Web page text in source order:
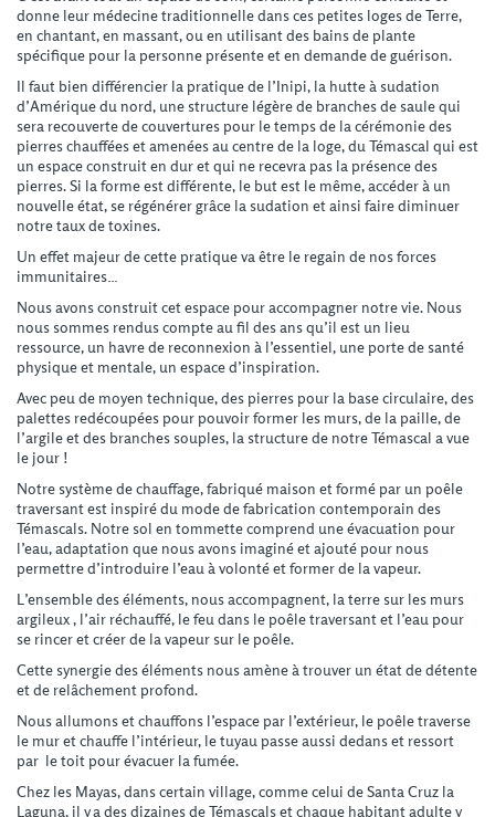
donne leur médecine traditionnelle dans ces petites loges de Terre,
en chantant, en massant, ou en utilisant des bains de plante
spécifique pour la personne présente et en demande de guérison.
Il faut bien différencier la pratique de l’Inipi, la hutte à sudation
d’Amérique du nord, une structure légère de branches de saule qui
sera recouverte de couvertures pour le temps de la cérémonie des
pierres chauffées et amenées au centre de la loge, du Témascal qui est
un espace construit en dur et qui ne recevra pas la présence des
pierres. Si la forme est différente, le but est le même, accéder à un
nouvelle état, se régénérer grâce la sudation et ainsi faire diminuer
notre taux de toxines.
Un effet majeur de cette pratique va être le regain de nos forces
immunitaires…
Nous avons construit cet espace pour accompagner notre vie. Nous
nous sommes rendus compte au fil des ans qu’il est un lieu
ressource, un havre de reconnexion à l’essentiel, une porte de santé
physique et mentale, un espace d’inspiration.
Avec peu de moyen technique, des pierres pour la base circulaire, des
palettes redécoupées pour pouvoir former les murs, de la paille, de
l’argile et des branches souples, la structure de notre Témascal a vue
le jour !
Notre système de chauffage, fabriqué maison et formé par un poêle
traversant est inspiré du mode de fabrication contemporain des
Témascals. Notre sol en tommette comprend une évacuation pour
l’eau, adaptation que nous avons imaginé et ajouté pour nous
permettre d’introduire l’eau à volonté et former de la vapeur.
L’ensemble des éléments, nous accompagnent, la terre sur les murs
argileux , l’air réchauffé, le feu dans le poêle traversant et l’eau pour
se rincer et créer de la vapeur sur le poêle.
Cette synergie des éléments nous amène à trouver un état de détente
et de relâchement profond.
Nous allumons et chauffons l’espace par l’extérieur, le poêle traverse
le mur et chauffe l’intérieur, le tuyau passe aussi dedans et ressort
par le toit pour évacuer la fumée.
Chez les Mayas, dans certain village, comme celui de Santa Cruz la
Laguna, il y a des dizaines de Témascals et chaque habitant adulte y